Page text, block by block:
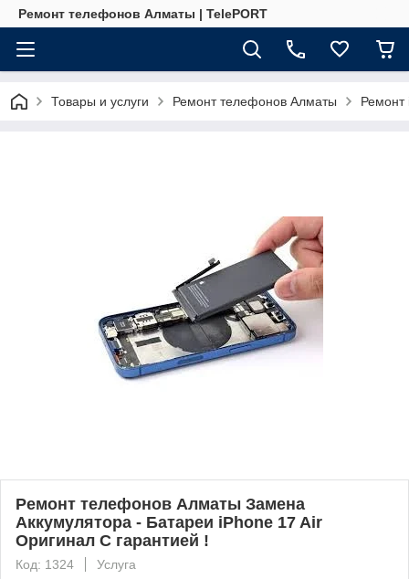
Ремонт телефонов Алматы | TelePORT
Товары и услуги Ремонт телефонов Алматы Ремонт
Ремонт телефонов Алматы Замена
Аккумулятора - Батареи iPhone 17 Air
Оригинал С гарантией !
Код: 1324 Услуга